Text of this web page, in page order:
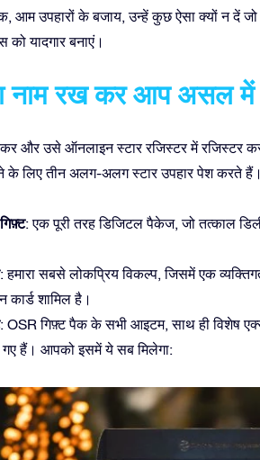
आम उपहारों के बजाय, उन्हें कुछ ऐसा क्यों न दें
यादगार बनाएं।
नाम रख कर आप असल में
और उसे ऑनलाइन स्टार रजिस्टर में
लिए तीन अलग-अलग स्टार उपहार पेश करते हैं।
: एक पूरी तरह डिजिटल पैकेज, जो तत्काल
: हमारा सबसे लोकप्रिय विकल्प, जिसमें एक
कार्ड शामिल है।
: OSR गिफ़्ट पैक के सभी आइटम, साथ ही विशेष
गए हैं। आपको इसमें ये सब मिलेगा: